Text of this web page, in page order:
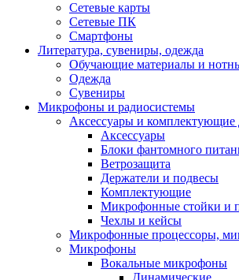
Сетевые карты
Сетевые ПК
Смартфоны
Литература, сувениры, одежда
Обучающие материалы и
Одежда
Сувениры
Микрофоны и радиосистемы
Аксессуары и комплектующие
Аксессуары
Блоки фантомного
Ветрозащита
Держатели и подвесы
Комплектующие
Микрофонные стойки и
Чехлы и кейсы
Микрофонные процессоры,
Микрофоны
Вокальные микрофоны
Динамические